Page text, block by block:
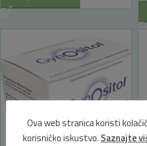
Ova web stranica koristi
korisničko iskustvo. Saznajte